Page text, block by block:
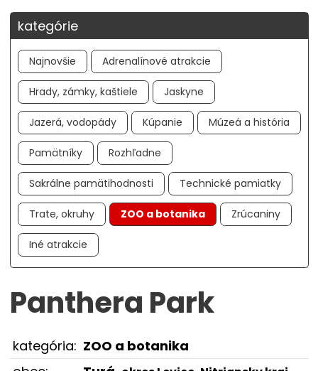
kategórie
Najnovšie Adrenalínové atrakcie
Hrady, zámky, kaštiele Jaskyne
Jazerá, vodopády Kúpanie Múzeá a história
Pamätníky Rozhľadne
Sakrálne pamätihodnosti Technické pamiatky
Trate, okruhy ZOO a botanika Zrúcaniny
Iné atrakcie
Panthera Park
kategória: ZOO a botanika